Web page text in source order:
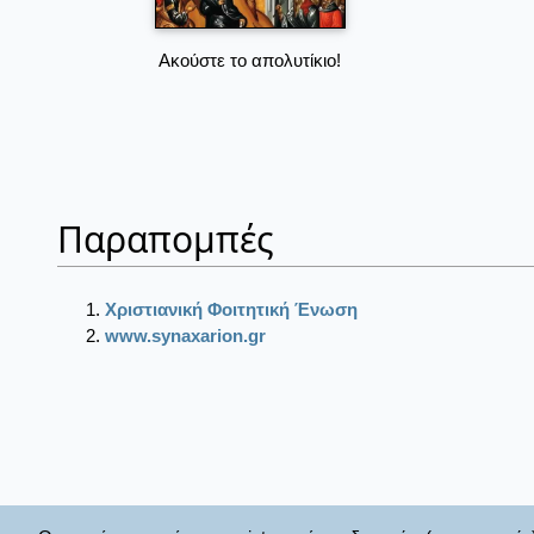
Ακούστε το απολυτίκιο!
Παραπομπές
Χριστιανική Φοιτητική Ένωση
www.synaxarion.gr